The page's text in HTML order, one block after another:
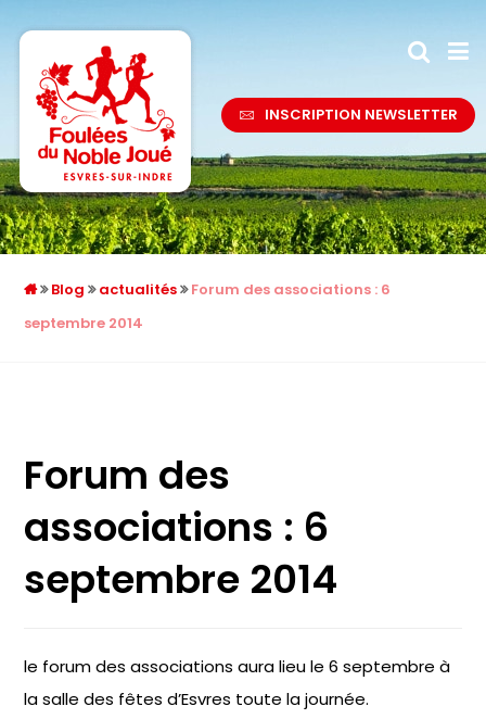
INSCRIPTION NEWSLETTER
Blog actualités
Forum des associations : 6
septembre 2014
Forum des
associations : 6
septembre 2014
le forum des associations aura lieu le 6 septembre à
la salle des fêtes d’Esvres toute la journée.